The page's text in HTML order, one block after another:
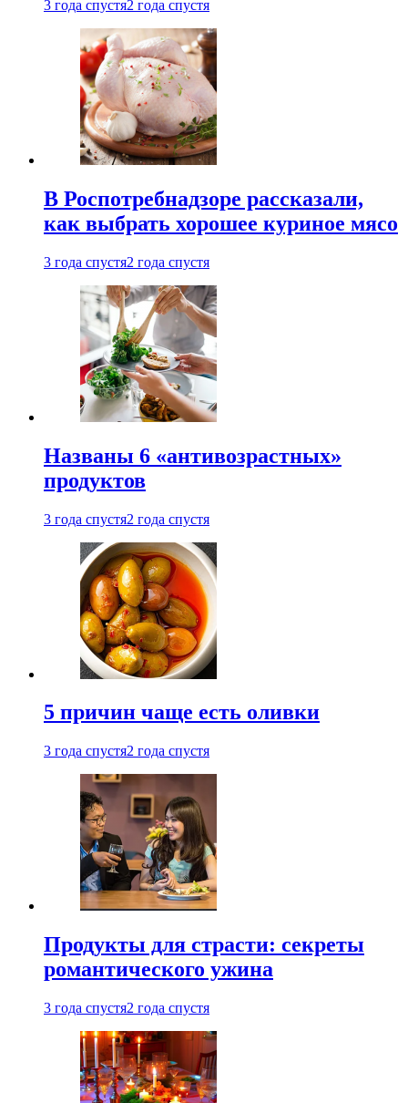
3 года спустя2 года спустя
В Роспотребнадзоре рассказали,
как выбрать хорошее куриное мясо
3 года спустя2 года спустя
Названы 6 «антивозрастных»
продуктов
3 года спустя2 года спустя
5 причин чаще есть оливки
3 года спустя2 года спустя
Продукты для страсти: секреты
романтического ужина
3 года спустя2 года спустя